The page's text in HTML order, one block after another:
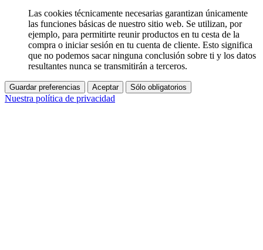
Las cookies técnicamente necesarias garantizan únicamente
las funciones básicas de nuestro sitio web. Se utilizan, por
ejemplo, para permitirte reunir productos en tu cesta de la
compra o iniciar sesión en tu cuenta de cliente. Esto significa
que no podemos sacar ninguna conclusión sobre ti y los datos
resultantes nunca se transmitirán a terceros.
Guardar preferencias Aceptar Sólo obligatorios
Nuestra política de privacidad